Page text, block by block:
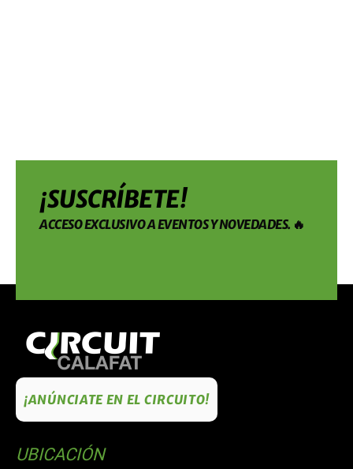
¡SUSCRÍBETE!
ACCESO EXCLUSIVO A EVENTOS Y NOVEDADES. 🔥
¡ANÚNCIATE EN EL CIRCUITO!
UBICACIÓN